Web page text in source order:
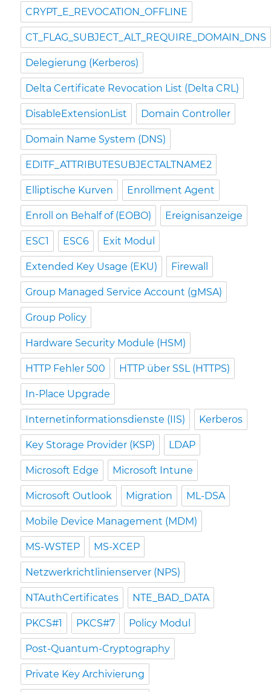
CRYPT_E_REVOCATION_OFFLINE
CT_FLAG_SUBJECT_ALT_REQUIRE_DOMAIN_DNS
Delegierung (Kerberos)
Delta Certificate Revocation List (Delta CRL)
DisableExtensionList Domain Controller
Domain Name System (DNS)
EDITF_ATTRIBUTESUBJECTALTNAME2
Elliptische Kurven Enrollment Agent
Enroll on Behalf of (EOBO) Ereignisanzeige
ESC1 ESC6 Exit Modul
Extended Key Usage (EKU) Firewall
Group Managed Service Account (gMSA)
Group Policy
Hardware Security Module (HSM)
HTTP Fehler 500 HTTP über SSL (HTTPS)
In-Place Upgrade
Internetinformationsdienste (IIS) Kerberos
Key Storage Provider (KSP) LDAP
Microsoft Edge Microsoft Intune
Microsoft Outlook Migration ML-DSA
Mobile Device Management (MDM)
MS-WSTEP MS-XCEP
Netzwerkrichtlinienserver (NPS)
NTAuthCertificates NTE_BAD_DATA
PKCS#1 PKCS#7 Policy Modul
Post-Quantum-Cryptography
Private Key Archivierung